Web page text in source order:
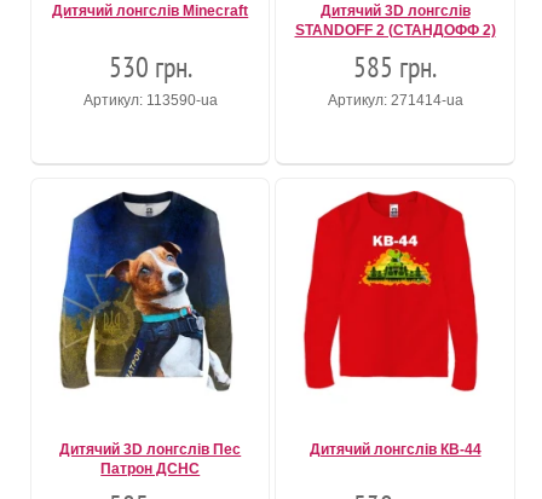
Дитячий лонгслів Minecraft
530 грн.
Артикул: 113590-ua
Дитячий 3D лонгслів
STANDOFF 2 (СТАНДОФФ 2)
585 грн.
Артикул: 271414-ua
Дитячий 3D лонгслів Пес
Патрон ДСНС
Дитячий лонгслів КВ-44